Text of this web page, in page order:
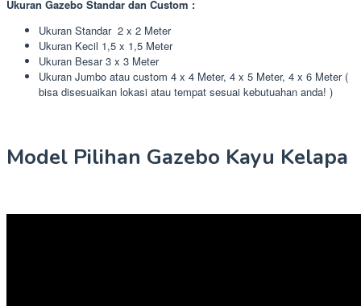
Ukuran Gazebo Standar dan Custom :
Ukuran Standar 2 x 2 Meter
Ukuran Kecil 1,5 x 1,5 Meter
Ukuran Besar 3 x 3 Meter
Ukuran Jumbo atau custom 4 x 4 Meter, 4 x 5 Meter, 4 x 6 Meter (
bisa disesuaikan lokasi atau tempat sesuai kebutuahan anda! )
Model Pilihan Gazebo Kayu Kelapa